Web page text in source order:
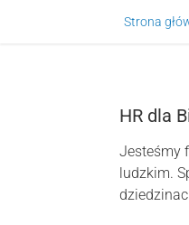
Strona
HR dla
Jesteśmy
ludzkim.